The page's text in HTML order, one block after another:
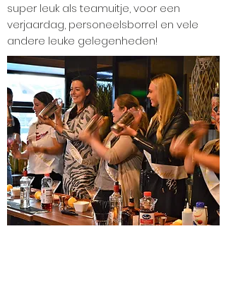
super leuk als teamuitje, voor een
verjaardag, personeelsborrel en vele
andere leuke gelegenheden!